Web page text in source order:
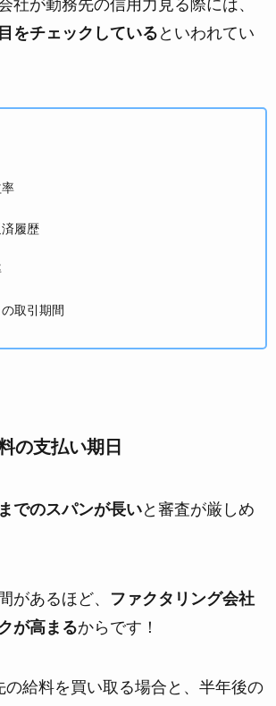
社が勤務先の信用力見る際には、
をチェックしている といわれてい
履歴
取引期間
の支払い期日
でのスパンが長いと審査が厳しめ
があるほど、
ファクタリング会社
が高まるからです！
の給料を買い取る場合と、半年後の